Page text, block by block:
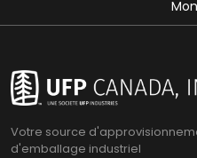
Votre source
d'emballage industriel